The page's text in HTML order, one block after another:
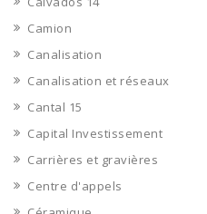
Camion
Canalisation
Canalisation et réseaux
Cantal 15
Capital Investissement
Carrières et gravières
Centre d'appels